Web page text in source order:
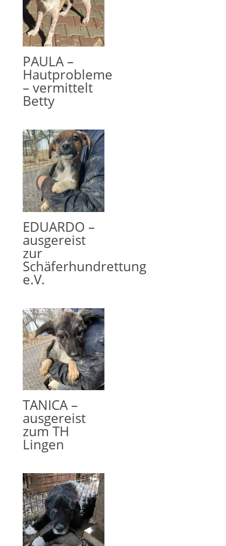
PAULA –
Hautprobleme
– vermittelt
Betty
EDUARDO –
ausgereist
zur
Schäferhundrettung
e.V.
TANICA –
ausgereist
zum TH
Lingen